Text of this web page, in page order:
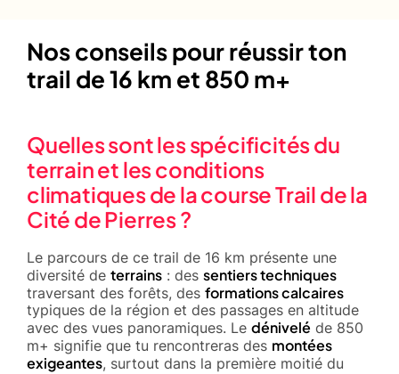
Nos conseils pour réussir ton
trail de 16 km et 850 m+
Quelles sont les spécificités du
terrain et les conditions
climatiques de la course Trail de la
Cité de Pierres ?
Le parcours de ce trail de 16 km présente une
diversité de terrains : des sentiers techniques
traversant des forêts, des formations calcaires
typiques de la région et des passages en altitude
avec des vues panoramiques. Le dénivelé de 850
m+ signifie que tu rencontreras des montées
exigeantes, surtout dans la première moitié du